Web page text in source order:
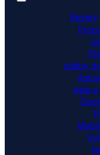
Řešení
platby
data